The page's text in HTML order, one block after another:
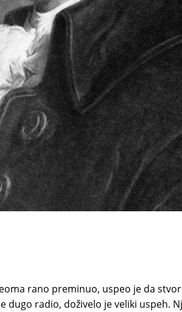
rano preminuo, uspeo je da
dugo radio, doživelo je veliki uspeh.